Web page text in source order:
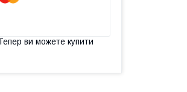
ви можете купити